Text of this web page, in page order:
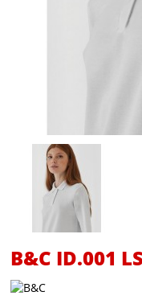
B&C ID.001